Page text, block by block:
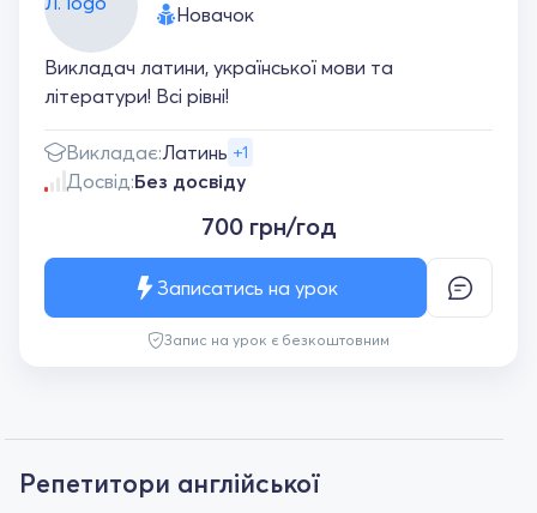
Новачок
Викладач латини, української мови та
літератури! Всі рівні!
Викладає:Латинь +1
Досвід:Без досвіду
700 грн/год
Запис на урок є безкоштовним
Записатись на урок
Репетитори англійської